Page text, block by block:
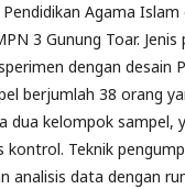
Agama Islam
3 Gunung Toar. Jenis
dengan desain
berjumlah 38 orang
dua kelompok sampel,
kontrol. Teknik
analisis data dengan